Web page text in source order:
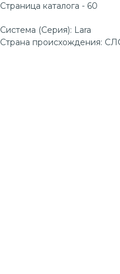
Страница каталога - 60
Система (Серия): Lara
Страна происхождения: